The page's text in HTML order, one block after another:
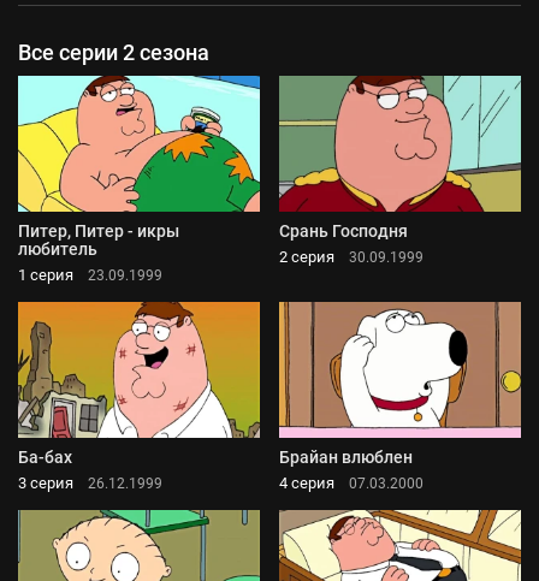
Все серии 2 сезона
Питер, Питер - икры
любитель
1 серия 23.09.1999
Срань Господня
2 серия 30.09.1999
Ба-бах
3 серия 26.12.1999
Брайан влюблен
4 серия 07.03.2000